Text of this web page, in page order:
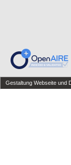
Gestaltung Webseite und